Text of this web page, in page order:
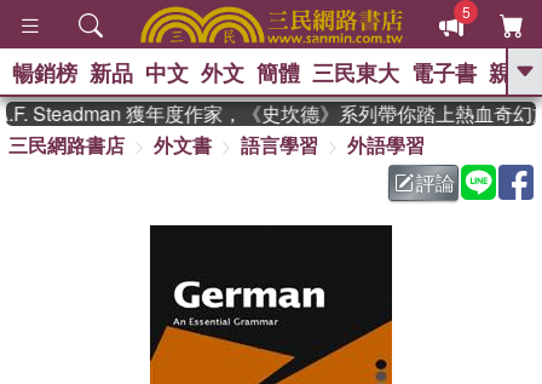
5
GO
熱搜： 東野圭吾 、 高希均教授回憶錄
父親節 、 花開錦
方念華 、 台灣的
李登輝時代 、 數學女孩：黎曼猜想
暢銷榜 新品 中文 外文 簡體 三民東大 電子書 親子
Steadman 獲年度作家，《史坎德》系列帶你踏上熱血奇幻旅
三民網路書店
外文書 語言學習
外語學習
評論